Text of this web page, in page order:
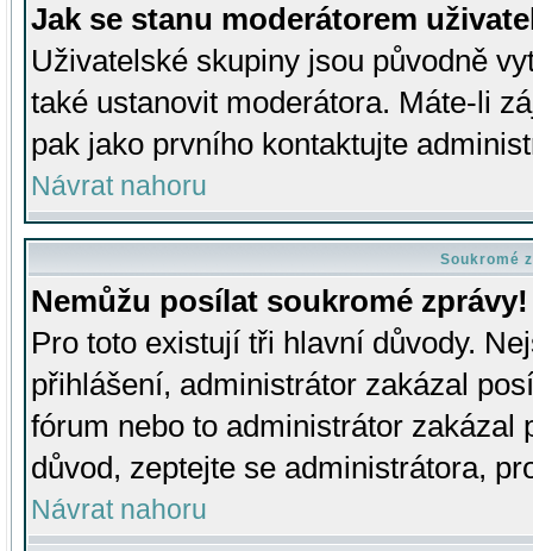
Jak se stanu moderátorem
Uživatelské skupiny jsou původně
také ustanovit moderátora. Máte-li
pak jako prvního kontaktujte
Návrat nahoru
Soukromé
Nemůžu posílat soukromé zprávy!
Pro toto existují tři hlavní důvody.
přihlášení, administrátor zakázal
fórum nebo to administrátor zakázal
důvod, zeptejte se administrátora,
Návrat nahoru